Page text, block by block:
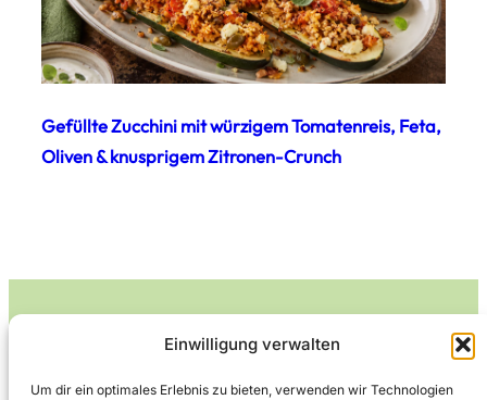
Einwilligung verwalten
Um dir ein optimales Erlebnis zu bieten, verwenden wir Technologien
Gefüllte Zucchini mit würzigem Tomatenreis, Feta,
Oliven & knusprigem Zitronen-Crunch
Leckerlife